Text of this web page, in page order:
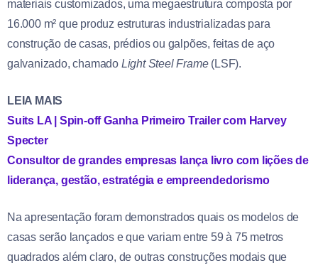
materiais customizados, uma megaestrutura composta por
16.000 m² que produz estruturas industrializadas para
construção de casas, prédios ou galpões, feitas de aço
galvanizado, chamado Light Steel Frame(LSF).
LEIA MAIS
Suits LA | Spin-off Ganha Primeiro Trailer com Harvey
Specter
Consultor de grandes empresas lança livro com lições de
liderança, gestão, estratégia e empreendedorismo
Na apresentação foram demonstrados quais os modelos de
casas serão lançados e que variam entre 59 à 75 metros
quadrados além claro, de outras construções modais que